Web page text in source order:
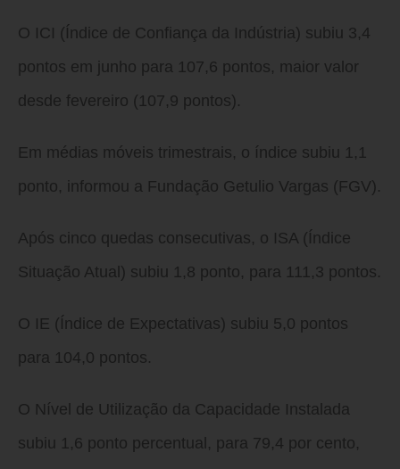
O ICI (Índice de Confiança da Indústria) subiu 3,4
pontos em junho para 107,6 pontos, maior valor
desde fevereiro (107,9 pontos).
Em médias móveis trimestrais, o índice subiu 1,1
ponto, informou a Fundação Getulio Vargas (FGV).
Após cinco quedas consecutivas, o ISA (Índice
Situação Atual) subiu 1,8 ponto, para 111,3 pontos.
O IE (Índice de Expectativas) subiu 5,0 pontos
para 104,0 pontos.
O Nível de Utilização da Capacidade Instalada
subiu 1,6 ponto percentual, para 79,4 por cento,